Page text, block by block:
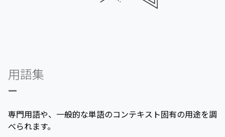
用語集
—
専門用語や、一般的な単語のコンテキスト固有の用途を調
べられます。